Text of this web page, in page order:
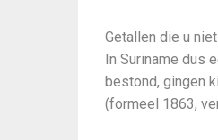
Getallen die u
In Suriname dus
bestond, gingen
(formeel 1863,